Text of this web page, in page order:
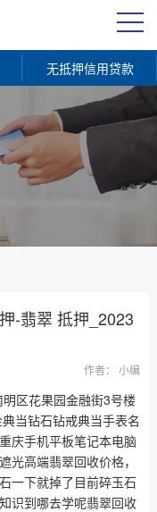
无抵押信用贷款
-翡翠 抵押_2023
作者： 小编
区花果园金融街3号楼
当钻石钻戒典当手表名
庆手机平板笔记本电脑
光高端翡翠回收价格，
一下就掉了目前碎玉石
识到哪去学呢翡翠回收